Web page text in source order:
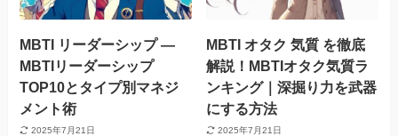
MBTI リーダーシップ —
MBTIリーダーシップ
TOP10とタイプ別マネジ
メント術
2025年7月21日
MBTI オタク 気質 を徹底
解説！MBTIオタク気質ラ
ンキング｜深掘り力を武器
にする方法
2025年7月21日